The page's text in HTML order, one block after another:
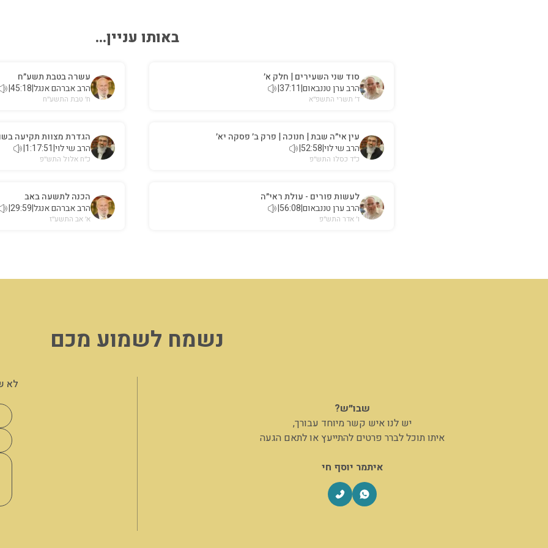
באותו עניין...
סוד שני השעירים | חלק א׳
הרב ערן טננבאום|
37:11
|
ד׳ תשרי התשפ״א
עשרה בטבת תשע״ח
הרב אברהם אנגל|
45:18
|
ח׳ טבת התשע״ח
עין אי״ה שבת | חנוכה | פרק ב׳ פסקה יא׳
הרב שי לוי|
52:58
|
כ״ד כסלו התש״פ
הגדרת מצוות תקיעה
הרב שי לוי|
1:17:51
|
כ״ח אלול התש״פ
לעשות פורים - עולת ראי״ה
הרב ערן טננבאום|
56:08
|
ו׳ אדר התש״פ
הכנה לתשעה באב
הרב אברהם אנגל|
29:59
|
א׳ אב התשע״ז
נשמח לשמוע מכם
שבו״ש?
יש לנו איש קשר מיוחד עבורך,
איתו תוכל לברר פרטים להתייעץ או לתאם הגעה
איתמר יוסף חי
לא